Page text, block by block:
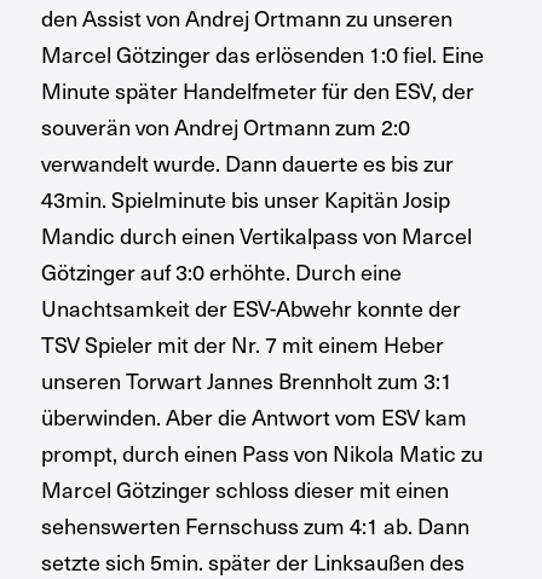
den Assist von Andrej Ortmann zu unseren
Marcel Götzinger das erlösenden 1:0 fiel. Eine
Minute später Handelfmeter für den ESV, der
souverän von Andrej Ortmann zum 2:0
verwandelt wurde. Dann dauerte es bis zur
43min. Spielminute bis unser Kapitän Josip
Mandic durch einen Vertikalpass von Marcel
Götzinger auf 3:0 erhöhte. Durch eine
Unachtsamkeit der ESV-Abwehr konnte der
TSV Spieler mit der Nr. 7 mit einem Heber
unseren Torwart Jannes Brennholt zum 3:1
überwinden. Aber die Antwort vom ESV kam
prompt, durch einen Pass von Nikola Matic zu
Marcel Götzinger schloss dieser mit einen
sehenswerten Fernschuss zum 4:1 ab. Dann
setzte sich 5min. später der Linksaußen des